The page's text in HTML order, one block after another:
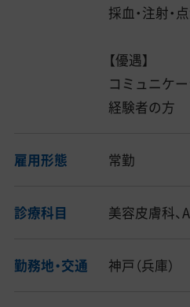
採血・注射・
【優遇】
コミュニケ
経験者の方
雇用形態 常勤
診療科目 美容皮膚科、
勤務地・交通 神戸（兵庫）